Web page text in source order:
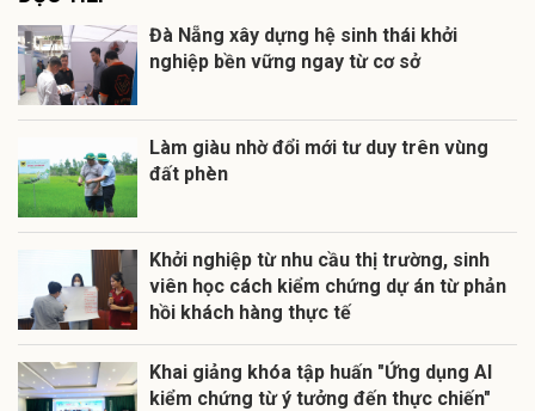
Đà Nẵng xây dựng hệ sinh thái khởi
nghiệp bền vững ngay từ cơ sở
Làm giàu nhờ đổi mới tư duy trên vùng
đất phèn
Khởi nghiệp từ nhu cầu thị trường, sinh
viên học cách kiểm chứng dự án từ phản
hồi khách hàng thực tế
Khai giảng khóa tập huấn "Ứng dụng AI
kiểm chứng từ ý tưởng đến thực chiến"